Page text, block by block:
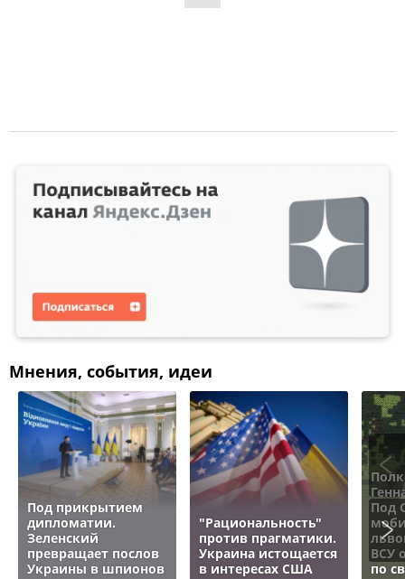
Мнения, события, идеи
Под прикрытием
дипломатии.
Зеленский
превращает послов
Украины в шпионов
"Рациональность"
против прагматики.
Украина истощается
в интересах США
Под
ВСУ
по